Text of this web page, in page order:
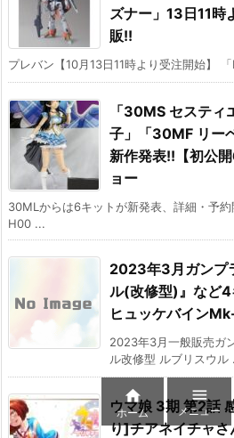
ズナー」13日11時
販!!
プレバン【10月13日11時より受注開始】
「30MS セステ
子」「30MF リー
新作発表!!【初公
ョー
30MLからは6キットが新発表、詳細・予
H00 ...
2023年3月ガンプ
ル(改修型)』など
ヒュッケバイン
2023年3月一般販売ガ
ル改修型 ルブリスウル
ウマ娘 3期 第2話
り]チアネイチャ

ホーム

メニュー